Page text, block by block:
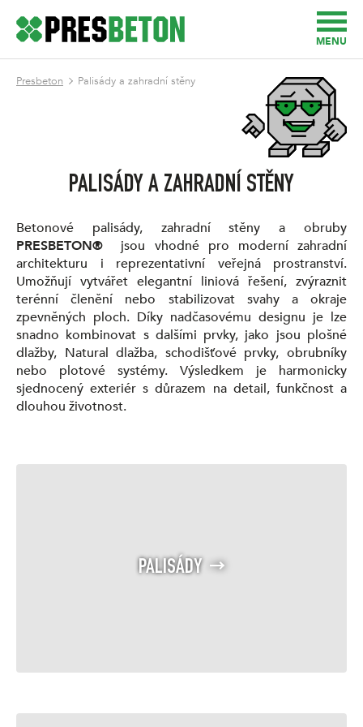
MENU
Presbeton Palisády a zahradní stěny
PALISÁDY A ZAHRADNÍ STĚNY
Betonové palisády, zahradní stěny a obruby
PRESBETON® jsou vhodné pro moderní zahradní
architekturu i reprezentativní veřejná prostranství.
Umožňují vytvářet elegantní liniová řešení, zvýraznit
terénní členění nebo stabilizovat svahy a okraje
zpevněných ploch. Díky nadčasovému designu je lze
snadno kombinovat s dalšími prvky, jako jsou plošné
dlažby, Natural dlažba, schodišťové prvky, obrubníky
nebo plotové systémy. Výsledkem je harmonicky
sjednocený exteriér s důrazem na detail, funkčnost a
dlouhou životnost.
PALISÁDY